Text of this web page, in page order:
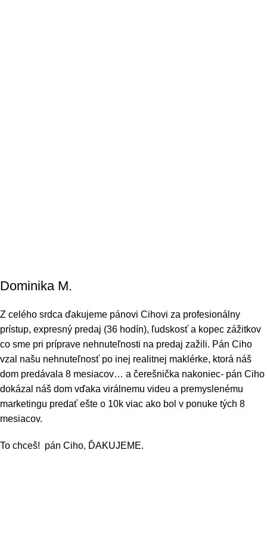
Dominika M.
Z celého srdca ďakujeme pánovi Cihovi za profesionálny
prístup, expresný predaj (36 hodín), ľudskosť a kopec zážitkov
co sme pri príprave nehnuteľnosti na predaj zažili. Pán Ciho
vzal našu nehnuteľnosť po inej realitnej maklérke, ktorá náš
dom predávala 8 mesiacov… a čerešnička nakoniec- pán Ciho
dokázal náš dom vďaka virálnemu videu a premyslenému
marketingu predať ešte o 10k viac ako bol v ponuke tých 8
mesiacov.
To chceš! pán Ciho, ĎAKUJEME.